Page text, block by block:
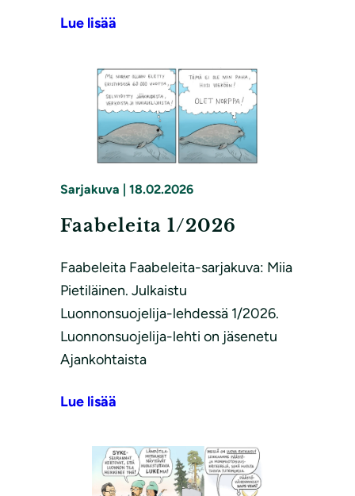
Lue lisää
Sarjakuva | 18.02.2026
Faabeleita 1/2026
Faabeleita Faabeleita-sarjakuva: Miia
Pietiläinen. Julkaistu
Luonnonsuojelija-lehdessä 1/2026.
Luonnonsuojelija-lehti on jäsenetu
Ajankohtaista
Lue lisää